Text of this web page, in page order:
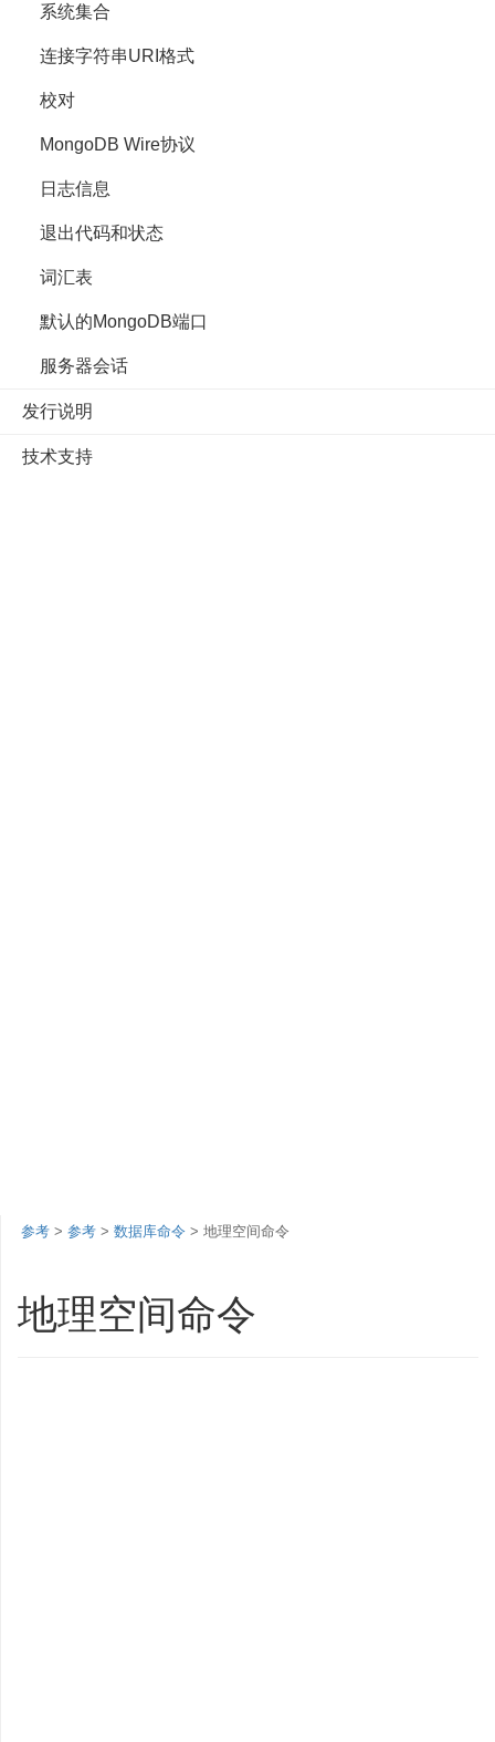
系统集合
连接字符串URI格式
校对
MongoDB Wire协议
日志信息
退出代码和状态
词汇表
默认的MongoDB端口
服务器会话
发行说明
技术支持
参考 > 参考 > 数据库命令 > 地理空间命令
地理空间命令